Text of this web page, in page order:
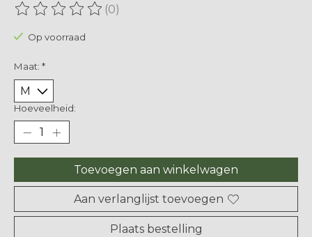
De beoordeling van dit product is
(0)
Op voorraad
Maat: *
Hoeveelheid:
Toevoegen aan winkelwagen
Aan verlanglijst toevoegen
Plaats bestelling